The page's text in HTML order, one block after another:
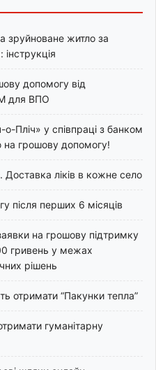
зруйноване житло за
допомогу від
для ВПО
Пліч» у співпраці з банком
грошову допомогу!
ліків в кожне село
після перших 6 місяців
на грошову підтримку
гривень у межах
рішень
отримати “Пакунки тепла”
гуманітарну